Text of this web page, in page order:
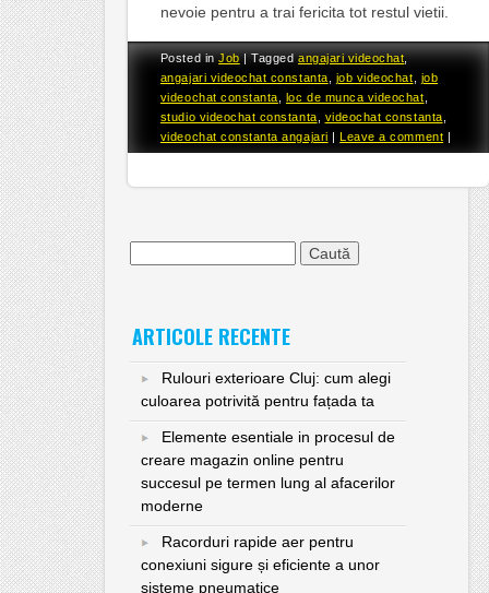
nevoie pentru a trai fericita tot restul vietii.
Posted inJob |Taggedangajari videochat,
angajari videochat constanta
job videochat
job
videochat constanta
loc de munca videochat
studio videochat constanta
videochat constanta
videochat constanta angajari |Leave a comment |
ARTICOLE RECENTE
Rulouri exterioare Cluj: cum alegi
culoarea potrivită pentru fațada ta
Elemente esentiale in procesul de
creare magazin online pentru
succesul pe termen lung al afacerilor
moderne
Racorduri rapide aer pentru
conexiuni sigure și eficiente a unor
sisteme pneumatice